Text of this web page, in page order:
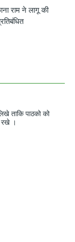
राम ने लागू की
ताकि पाठको को
रखे ।